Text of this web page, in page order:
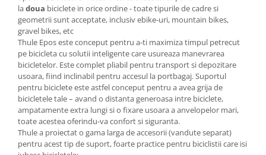
Pipe
Roți
Roți spate
Set roți
Accesorii roți
Roți față
Schimbătoare
Schimbătoare față
Schimbătoare spate
ladoua biciclete in orice ordine - toate tipurile de cadre si
geometrii sunt acceptate, inclusiv ebike-uri, mountain bikes,
gravel bikes, etc
Thule Epos este conceput pentru a-ti maximiza timpul petrecut
pe bicicleta cu solutii inteligente care usureaza manevrarea
bicicletelor. Este complet pliabil pentru transport si depozitare
usoara, fiind inclinabil pentru accesul la portbagaj. Suportul
pentru biciclete este astfel conceput pentru a avea grija de
bicicletele tale – avand o distanta generoasa intre biciclete,
ampatamente extra lungi si o fixare usoara a anvelopelor mari,
toate acestea oferindu-va confort si siguranta.
Thule a proiectat o gama larga de accesorii (vandute separat)
pentru acest tip de suport, foarte practice pentru biciclistii care isi